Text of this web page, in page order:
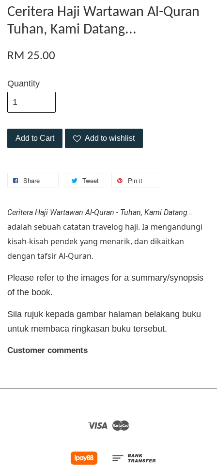
Ceritera Haji Wartawan Al-Quran
Tuhan, Kami Datang...
RM 25.00
Quantity
Add to Cart Add to wishlist
Share Tweet Pin it
Ceritera Haji Wartawan Al-Quran - Tuhan, Kami Datang...
adalah sebuah catatan travelog haji. Ia mengandungi
kisah-kisah pendek yang menarik, dan dikaitkan
dengan tafsir Al-Quran.
Please refer to the images for a summary/synopsis
of the book.
Sila rujuk kepada gambar halaman belakang buku
untuk membaca ringkasan buku tersebut.
Customer comments
Visa